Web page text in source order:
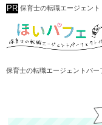
保育士の転職エージェン
保育士の転職エージェントパー